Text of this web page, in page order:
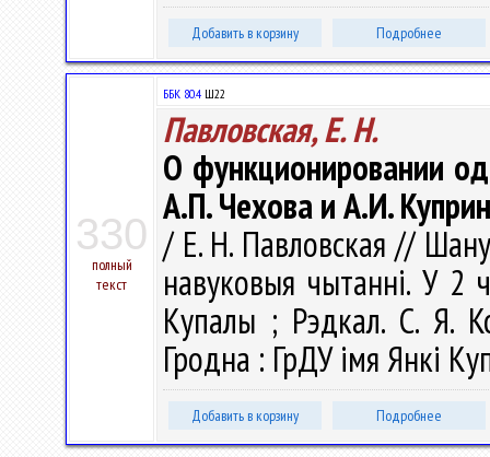
Добавить в корзину Подробнее
330
полный
текст
ББК 80.4 Ш22
Павловская, Е. Н.
О функционировании
А.П. Чехова и А.И.
/ Е. Н. Павловская //
навуковыя чытаннi. У 2
Купалы ; Рэдкал. С. Я.
Гродна : ГрДУ імя Янкі
Добавить в корзину Подробнее